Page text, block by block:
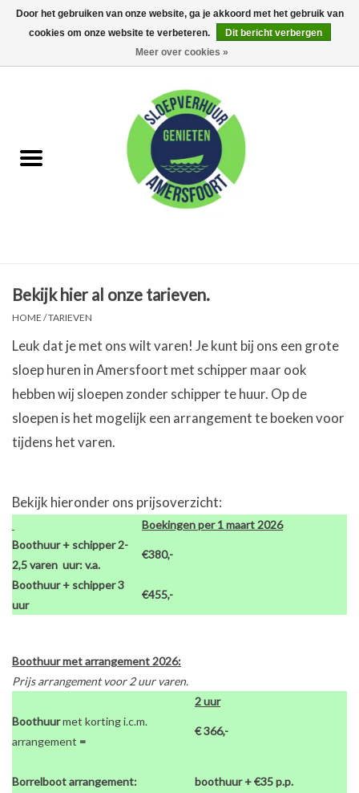
0 Artikelen - €0,00
Huur met schipper
Feest Arrangementen
Kamperen op de Eem
Tarieven
Reserveren
Bekijk hier al onze tarieven.
HOME /TARIEVEN
Leuk dat je met ons wilt varen! Je kunt bij ons een grote
sloep huren in Amersfoort met schipper maar ook
hebben wij sloepen zonder schipper te huur. Op de
sloepen is het mogelijk een arrangement te boeken voor
tijdens het varen.
Bekijk hieronder ons prijsoverzicht:
Boekingen per 1 maart 2026
Boothuur + schipper 2-
2,5 varen uur: v.a.
€380,-
Boothuur + schipper 3
uur
€455,-
Boothuur met arrangement 2026:
Prijs arrangement voor 2 uur varen.
2 uur
Boothuurmet korting i.c.m.
arrangement =
€ 366,-
Borrelboot arrangement:
boothuur + €35 p.p.
Door het gebruiken van onze website, ga je akkoord met het gebruik van
cookies om onze website te verbeteren.
Dit bericht verbergen
Meer over cookies »